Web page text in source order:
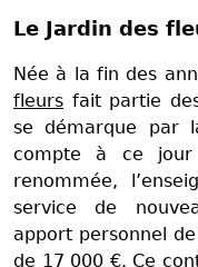
Le Jardin des
Née à la fin des
fleurs fait partie
se démarque par
compte à ce jour
renommée,
service de
apport personnel
de 17 000 €. Ce